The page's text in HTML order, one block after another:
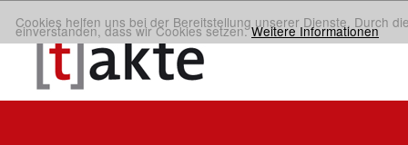
Cookies helfen uns bei der Bereitstellung unserer Dienste. Durch
einverstanden, dass wir Cookies setzen.Weitere Informationen